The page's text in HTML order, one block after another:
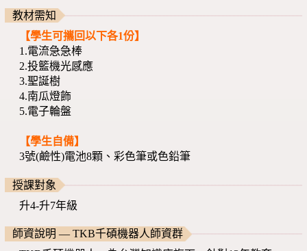
教材需知
【學生可攜回以下各1份】
1.電流急急棒
2.投籃機光感應
3.聖誕樹
4.南瓜燈飾
5.電子輪盤
【學生自備】
3號(鹼性)電池8顆、彩色筆或色鉛筆
授課對象
升4-升7年級
師資說明 — TKB千碩機器人師資群